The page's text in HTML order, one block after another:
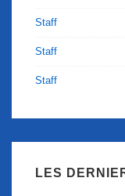
Staff
Staff
Staff
LES